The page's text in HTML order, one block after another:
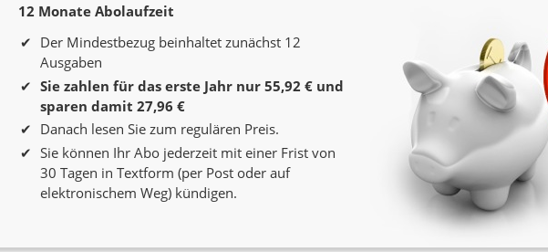
12 Monate Abolaufzeit
12 Monate Laufzeit
Der Mindestbezug beinhaltet zunächst 12
Ausgaben
Sie zahlen für das erste Jahr nur 55,92 € und
sparen damit 27,96 €
Danach lesen Sie zum regulären Preis.
Sie können Ihr Abo jederzeit mit einer Frist von
30 Tagen in Textform (per Post oder auf
elektronischem Weg) kündigen.